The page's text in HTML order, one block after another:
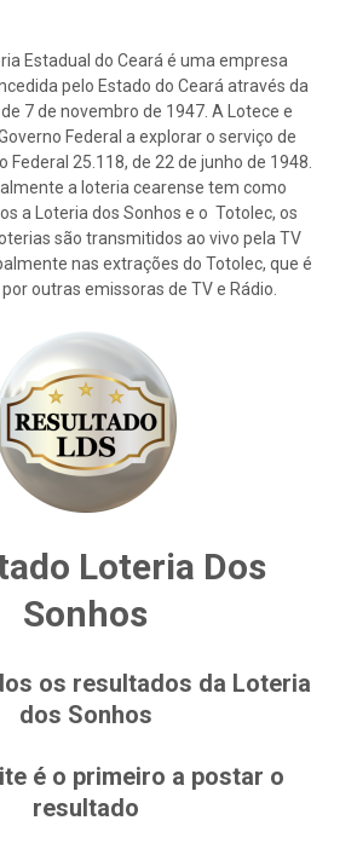
Estadual do Ceará é uma empresa
pelo Estado do Ceará através da
7 de novembro de 1947. A Lotece e
Federal a explorar o serviço de
Federal 25.118, de 22 de junho de 1948.
a loteria cearense tem como
a Loteria dos Sonhos e o Totolec, os
são transmitidos ao vivo pela TV
nas extrações do Totolec, que é
outras emissoras de TV e Rádio.
Loteria Dos
Sonhos
os resultados da Loteria
dos Sonhos
é o primeiro a postar o
resultado